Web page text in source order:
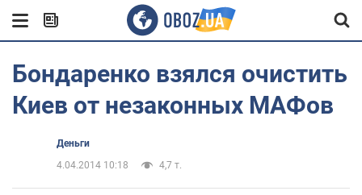
Бондаренко взялся очистить
Киев от незаконных МАФов
Деньги
4.04.2014 10:18
4,7 т.